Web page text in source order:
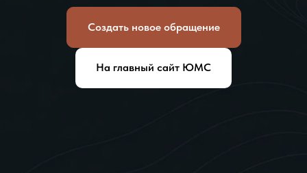
Создать новое обращение
На главный сайт ЮМС